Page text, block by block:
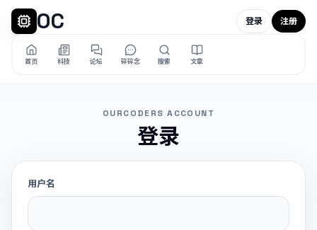
OC
首页 科技 论坛 碎碎念 搜索 文章
登录 注册
OURCODERS ACCOUNT
登录
用户名